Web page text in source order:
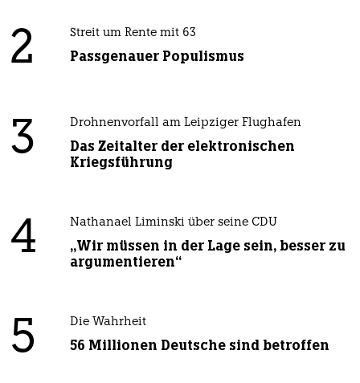
2 Streit um Rente mit 63
Passgenauer Populismus
3 Drohnenvorfall am Leipziger Flughafen
Das Zeitalter der elektronischen
Kriegsführung
4 Nathanael Liminski über seine CDU
„Wir müssen in der Lage sein, besser zu
argumentieren“
5 Die Wahrheit
56 Millionen Deutsche sind betroffen